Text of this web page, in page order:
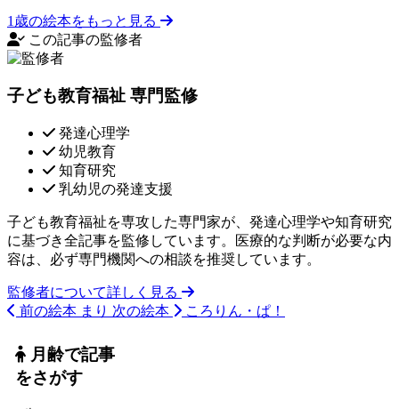
1歳の絵本をもっと見る
この記事の監修者
子ども教育福祉 専門監修
発達心理学
幼児教育
知育研究
乳幼児の発達支援
子ども教育福祉を専攻した専門家が、発達心理学や知育研究
に基づき全記事を監修しています。医療的な判断が必要な内
容は、必ず専門機関への相談を推奨しています。
監修者について詳しく見る
前の絵本 まり 次の絵本 ころりん・ぱ！
月齢で記事
をさがす